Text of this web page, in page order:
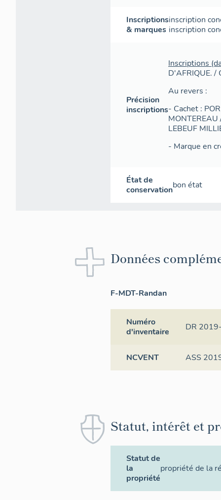
Inscriptions
& marques
inscription
inscription
Précision
inscriptions
Inscriptions
D'AFRIQUE. /
Au revers :
- Cachet :
LEBEUF
- Marque en
État de
conservationbon état
Données
F-MDT-Randan
Numéro
d'inventaire
DR
NCVENT ASS
Statut, intérêt et
Statut de
la
propriété
propriété de la